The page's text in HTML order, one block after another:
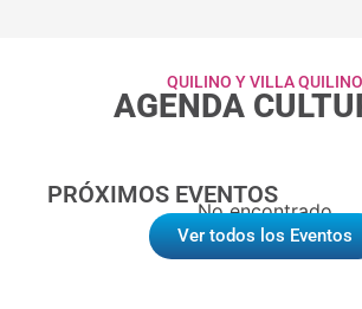
QUILINO Y VILLA QUILINO
AGENDA
PRÓXIMOS EVENTOS
No encontrado
Ver todos los Eventos